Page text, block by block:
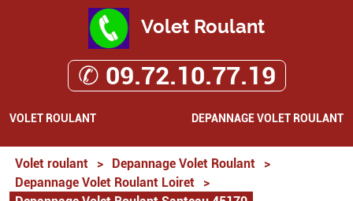
Volet Roulant
✆ 09.72.10.77.19
VOLET ROULANT DEPANNAGE VOLET ROULANT
Volet roulant > Depannage Volet Roulant
>
Depannage Volet Roulant Loiret
>